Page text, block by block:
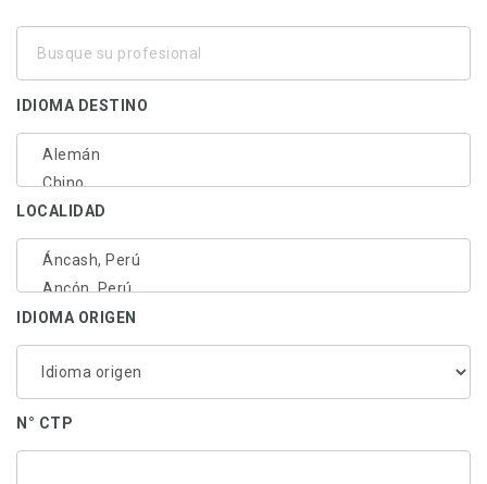
IDIOMA DESTINO
LOCALIDAD
IDIOMA ORIGEN
N° CTP